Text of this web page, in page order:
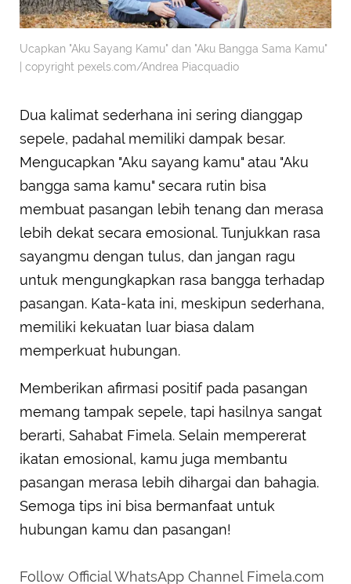
Ucapkan "Aku Sayang Kamu" dan "Aku Bangga Sama Kamu"
| copyright pexels.com/Andrea Piacquadio
Dua kalimat sederhana ini sering dianggap
sepele, padahal memiliki dampak besar.
Mengucapkan "Aku sayang kamu" atau "Aku
bangga sama kamu" secara rutin bisa
membuat pasangan lebih tenang dan merasa
lebih dekat secara emosional. Tunjukkan rasa
sayangmu dengan tulus, dan jangan ragu
untuk mengungkapkan rasa bangga terhadap
pasangan. Kata-kata ini, meskipun sederhana,
memiliki kekuatan luar biasa dalam
memperkuat hubungan.
Memberikan afirmasi positif pada pasangan
memang tampak sepele, tapi hasilnya sangat
berarti, Sahabat Fimela. Selain mempererat
ikatan emosional, kamu juga membantu
pasangan merasa lebih dihargai dan bahagia.
Semoga tips ini bisa bermanfaat untuk
hubungan kamu dan pasangan!
Follow Official WhatsApp Channel Fimela.com